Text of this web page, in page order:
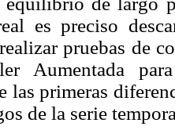
es preciso
pruebas de
Aumentada
las primeras
de la serie